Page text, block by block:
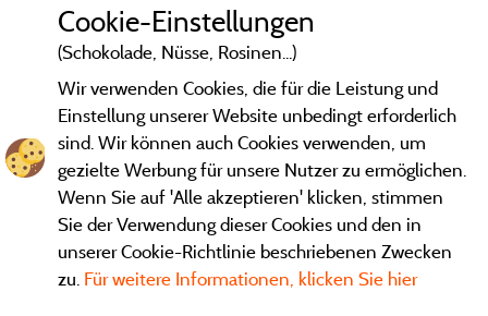
Gesetzliche Bedingungen
Cookie-Einstellungen
(Schokolade, Nüsse, Rosinen...)
Wir verwenden Cookies, die für die Leistung und
Einstellung unserer Website unbedingt erforderlich
sind. Wir können auch Cookies verwenden, um
gezielte Werbung für unsere Nutzer zu ermöglichen.
Wenn Sie auf 'Alle akzeptieren' klicken, stimmen
Sie der Verwendung dieser Cookies und den in
unserer Cookie-Richtlinie beschriebenen Zwecken
zu. Für weitere Informationen, klicken Sie hier